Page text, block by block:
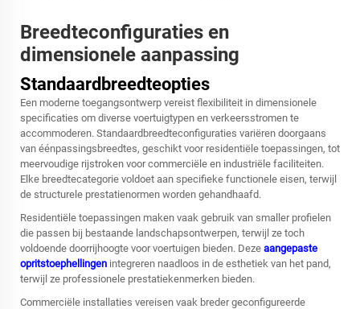
Breedteconfiguraties en
dimensionele aanpassing
Standaardbreedteopties
Een moderne toegangsontwerp vereist flexibiliteit in dimensionele
specificaties om diverse voertuigtypen en verkeersstromen te
accommoderen. Standaardbreedteconfiguraties variëren doorgaans
van éénpassingsbreedtes, geschikt voor residentiële toepassingen, tot
meervoudige rijstroken voor commerciële en industriële faciliteiten.
Elke breedtecategorie voldoet aan specifieke functionele eisen, terwijl
de structurele prestatienormen worden gehandhaafd.
Residentiële toepassingen maken vaak gebruik van smaller profielen
die passen bij bestaande landschapsontwerpen, terwijl ze toch
voldoende doorrijhoogte voor voertuigen bieden. Deze aangepaste
opritstoephellingen integreren naadloos in de esthetiek van het pand,
terwijl ze professionele prestatiekenmerken bieden.
Commerciële installaties vereisen vaak breder geconfigureerde